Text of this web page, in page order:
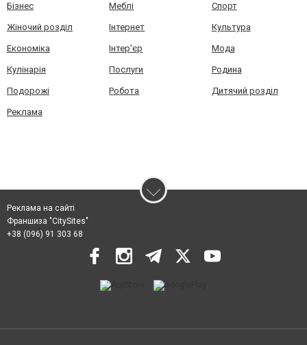
Бізнес Меблі Спорт
Жіночий розділ Інтернет Культура
Економіка Інтер'єр Мода
Кулінарія Послуги Родина
Подорожі Робота Дитячий розділ
Реклама
Реклама на сайті
Франшиза "CitySites"
+38 (096) 91 303 68